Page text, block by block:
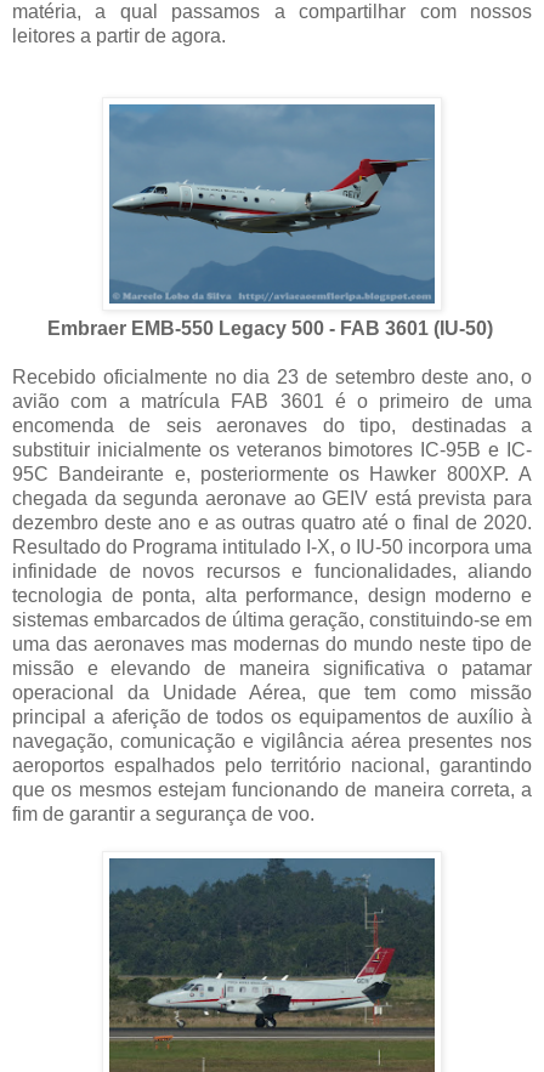
matéria, a qual passamos a compartilhar com nossos
leitores a partir de agora.
Embraer EMB-550 Legacy 500 - FAB 3601 (IU-50)
Recebido oficialmente no dia 23 de setembro deste ano, o
avião com a matrícula FAB 3601 é o primeiro de uma
encomenda de seis aeronaves do tipo, destinadas a
substituir inicialmente os veteranos bimotores IC-95B e IC-
95C Bandeirante e, posteriormente os Hawker 800XP. A
chegada da segunda aeronave ao GEIV está prevista para
dezembro deste ano e as outras quatro até o final de 2020.
Resultado do Programa intitulado I-X, o IU-50 incorpora uma
infinidade de novos recursos e funcionalidades, aliando
tecnologia de ponta, alta performance, design moderno e
sistemas embarcados de última geração, constituindo-se em
uma das aeronaves mas modernas do mundo neste tipo de
missão e elevando de maneira significativa o patamar
operacional da Unidade Aérea, que tem como missão
principal a aferição de todos os equipamentos de auxílio à
navegação, comunicação e vigilância aérea presentes nos
aeroportos espalhados pelo território nacional, garantindo
que os mesmos estejam funcionando de maneira correta, a
fim de garantir a segurança de voo.